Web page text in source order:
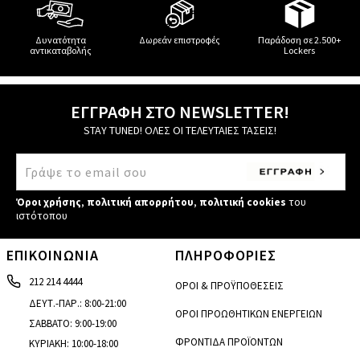
Δυνατότητα
αντικαταβολής
Δωρεάν επιστροφές
Παράδοση σε 2.500+
Lockers
ΕΓΓΡΑΦΗ ΣΤΟ NEWSLETTER!
STAY TUNED! ΟΛΕΣ ΟΙ ΤΕΛΕΥΤΑΙΕΣ ΤΑΣΕΙΣ!
Όροι χρήσης, πολιτική απορρήτου, πολιτική cookies του
ιστότοπου
ΕΠΙΚΟΙΝΩΝΙΑ
212 214 4444
ΔΕΥΤ.-ΠΑΡ.: 8:00-21:00
ΣΑΒΒΑΤΟ: 9:00-19:00
ΚΥΡΙΑΚΗ: 10:00-18:00
ΠΛΗΡΟΦΟΡΙΕΣ
ΟΡΟΙ & ΠΡΟΫΠΟΘΕΣΕΙΣ
ΟΡΟΙ ΠΡΟΩΘΗΤΙΚΩΝ ΕΝΕΡΓΕΙΩΝ
ΦΡΟΝΤΙΔΑ ΠΡΟΪΟΝΤΩΝ